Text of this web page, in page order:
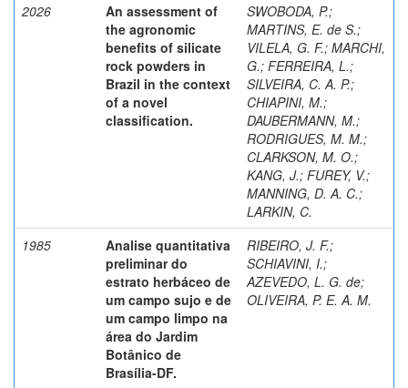
2026
An assessment of
the agronomic
benefits of silicate
rock powders in
Brazil in the context
of a novel
classification.
SWOBODA, P.;
MARTINS, E. de S.;
VILELA, G. F.; MARCHI,
G.; FERREIRA, L.;
SILVEIRA, C. A. P.;
CHIAPINI, M.;
DAUBERMANN, M.;
RODRIGUES, M. M.;
CLARKSON, M. O.;
KANG, J.; FUREY, V.;
MANNING, D. A. C.;
LARKIN, C.
1985
Analise quantitativa
preliminar do
estrato herbáceo de
um campo sujo e de
um campo limpo na
área do Jardim
Botânico de
Brasília-DF.
RIBEIRO, J. F.;
SCHIAVINI, I.;
AZEVEDO, L. G. de;
OLIVEIRA, P. E. A. M.